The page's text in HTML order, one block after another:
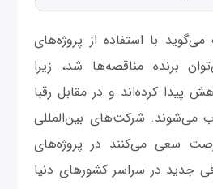
با استفاده از پروژه‌های
برنده مناقصه‌ها شد، زیرا
پیدا کرده‌اند و در مقابل رقبا
می‌شوند. شرکت‌های بین‌المللی
سعی می‌کنند در پروژه‌های
جدید در سراسر کشورهای دنیا